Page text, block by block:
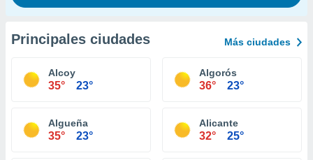
Principales ciudades Más ciudades
Alcoy
35° 23°
Algorós
36° 23°
Algueña
35° 23°
Alicante
32° 25°